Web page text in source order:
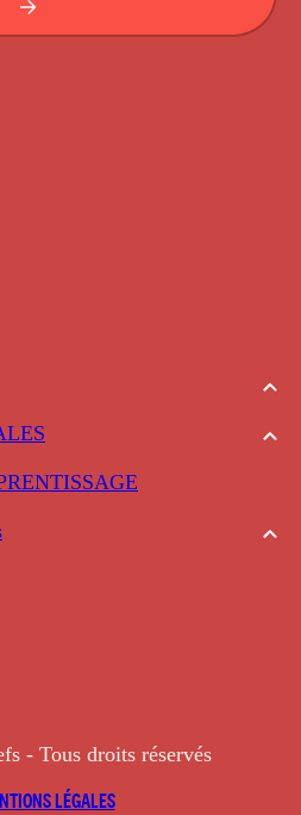
- Tous droits réservés
LÉGALES